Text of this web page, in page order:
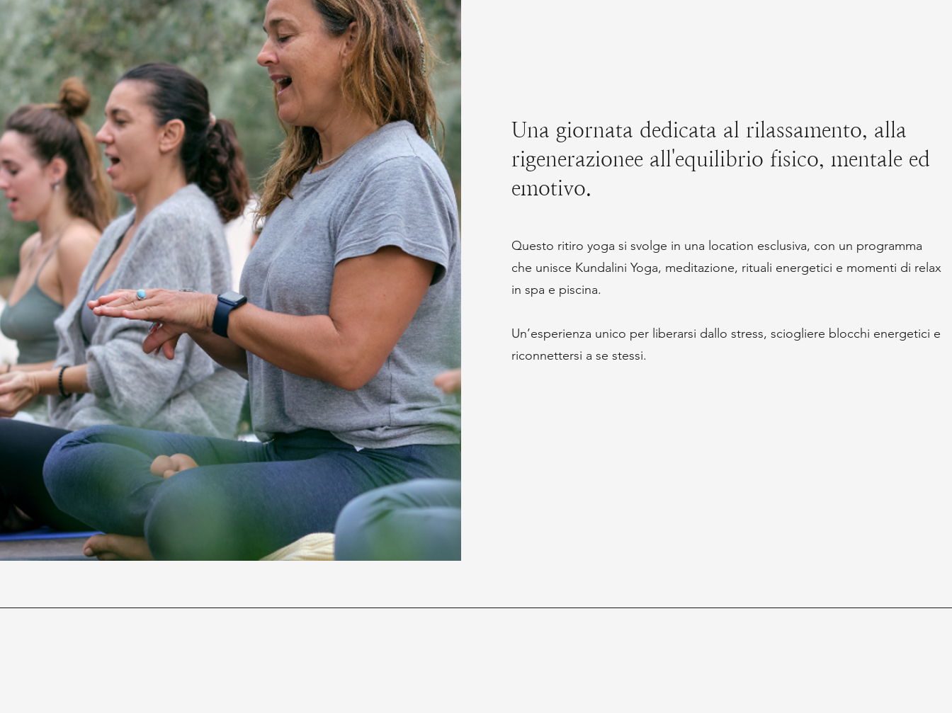
Una giornata dedicata al rilassamento, alla
rigenerazionee all'equilibrio fisico, mentale ed
emotivo.
Questo ritiro yoga si svolge in una location esclusiva, con un programma
che unisce Kundalini Yoga, meditazione, rituali energetici e momenti di relax
in spa e piscina.
Un’esperienza unico per liberarsi dallo stress, sciogliere blocchi energetici e
riconnettersi a se stessi.